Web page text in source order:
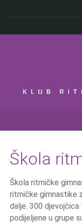
Škola
Škola ritmičke
ritmičke gimnastike
dalje. 300 djevojčica
podijeljene u grupe